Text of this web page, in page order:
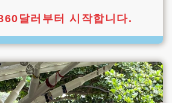
달러부터 시작합니다.